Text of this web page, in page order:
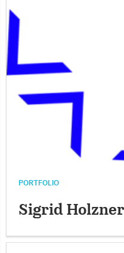
PORTFOLIO
Sigrid Holzner